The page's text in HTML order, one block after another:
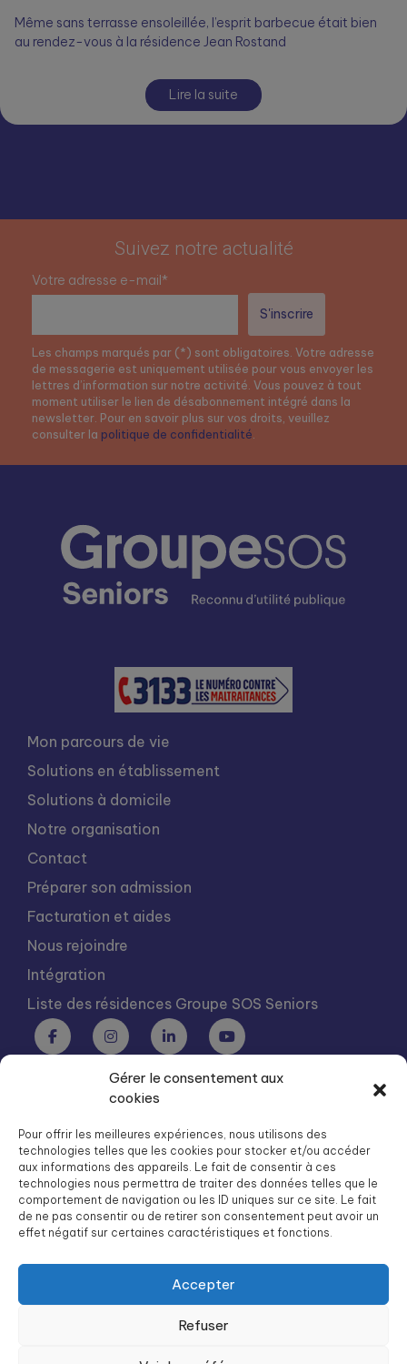
Gérer le consentement aux
cookies
Pour offrir les meilleures expériences, nous utilisons des
technologies telles que les cookies pour stocker et/ou accéder
aux informations des appareils. Le fait de consentir à ces
technologies nous permettra de traiter des données telles que le
comportement de navigation ou les ID uniques sur ce site. Le fait
de ne pas consentir ou de retirer son consentement peut avoir un
effet négatif sur certaines caractéristiques et fonctions.
Accepter
Refuser
Même sans terrasse ensoleillée, l’esprit barbecue était bien
au rendez-vous à la résidence Jean Rostand
Lire la suite
Suivez notre actualité
Votre adresse e-mail*
Les champs marqués par (*) sont obligatoires. Votre adresse
de messagerie est uniquement utilisée pour vous envoyer les
lettres d’information sur notre activité. Vous pouvez à tout
moment utiliser le lien de désabonnement intégré dans la
newsletter. Pour en savoir plus sur vos droits, veuillez
consulter la politique de confidentialité
Mon parcours de vie
Solutions en établissement
Solutions à domicile
Notre organisation
Contact
Préparer son admission
Facturation et aides
Nous rejoindre
Intégration
Liste des résidences Groupe SOS Seniors
Groupe SOS Seniors est une association du Groupe SOS
dg.seniors@groupe-sos.org
ARPAVIE est une association du Groupe SOS